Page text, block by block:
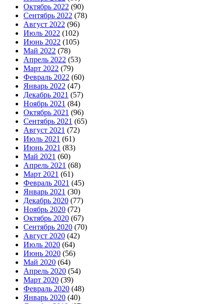
Октябрь 2022 (90)
Сентябрь 2022 (78)
Август 2022 (96)
Июль 2022 (102)
Июнь 2022 (105)
Май 2022 (78)
Апрель 2022 (53)
Март 2022 (79)
Февраль 2022 (60)
Январь 2022 (47)
Декабрь 2021 (57)
Ноябрь 2021 (84)
Октябрь 2021 (96)
Сентябрь 2021 (65)
Август 2021 (72)
Июль 2021 (61)
Июнь 2021 (83)
Май 2021 (60)
Апрель 2021 (68)
Март 2021 (61)
Февраль 2021 (45)
Январь 2021 (30)
Декабрь 2020 (77)
Ноябрь 2020 (72)
Октябрь 2020 (67)
Сентябрь 2020 (70)
Август 2020 (42)
Июль 2020 (64)
Июнь 2020 (56)
Май 2020 (64)
Апрель 2020 (54)
Март 2020 (39)
Февраль 2020 (48)
Январь 2020 (40)